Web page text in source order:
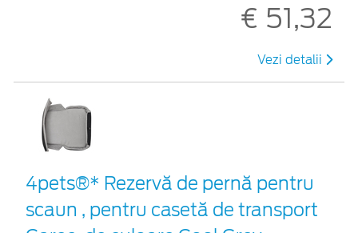
€ 51,32
Vezi detalii
4pets®* Rezervă de pernă pentru
scaun , pentru casetă de transport